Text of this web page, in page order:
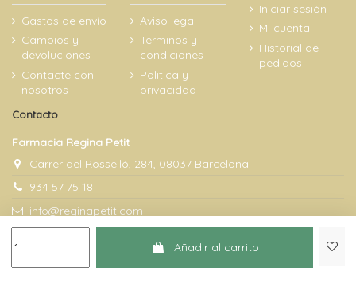
Añadir al carrito
Gastos de envío
Cambios y
devoluciones
Contacte con
nosotros
Aviso legal
Términos y
condiciones
Politica y
privacidad
Iniciar sesión
Mi cuenta
Historial de
pedidos
Contacto
Farmacia Regina Petit
Carrer del Rosselló, 284, 08037 Barcelona
934 57 75 18
info@reginapetit.com
@Farmacia Regina Petit